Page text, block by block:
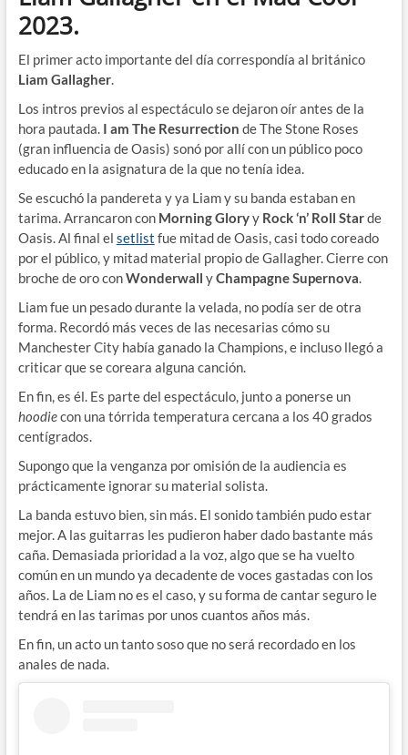
2023.
El primer acto importante del día correspondía al británico
Liam Gallagher.
Los intros previos al espectáculo se dejaron oír antes de la
hora pautada. I am The Resurrection de The Stone Roses
(gran influencia de Oasis) sonó por allí con un público poco
educado en la asignatura de la que no tenía idea.
Se escuchó la pandereta y ya Liam y su banda estaban en
tarima. Arrancaron con Morning Gloryy Rock ‘n’ Roll Starde
Oasis. Al final el setlist fue mitad de Oasis, casi todo coreado
por el público, y mitad material propio de Gallagher. Cierre con
broche de oro conWonderwall yChampagne Supernova.
Liam fue un pesado durante la velada, no podía ser de otra
forma. Recordó más veces de las necesarias cómo su
Manchester City había ganado la Champions, e incluso llegó a
criticar que se coreara alguna canción.
En fin, es él. Es parte del espectáculo, junto a ponerse un
hoodiecon una tórrida temperatura cercana a los 40 grados
centígrados.
Supongo que la venganza por omisión de la audiencia es
prácticamente ignorar su material solista.
La banda estuvo bien, sin más. El sonido también pudo estar
mejor. A las guitarras les pudieron haber dado bastante más
caña. Demasiada prioridad a la voz, algo que se ha vuelto
común en un mundo ya decadente de voces gastadas con los
años. La de Liam no es el caso, y su forma de cantar seguro le
tendrá en las tarimas por unos cuantos años más.
En fin, un acto un tanto soso que no será recordado en los
anales de nada.